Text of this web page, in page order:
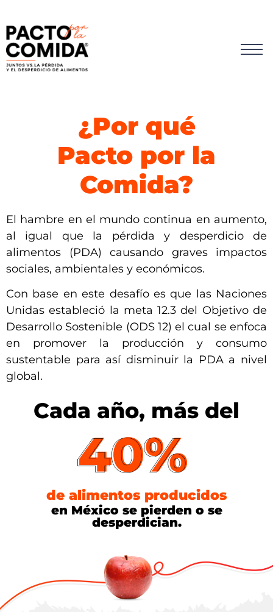
¿Por qué
Pacto por la
Comida?
El hambre en el mundo continua en aumento,
al igual que la pérdida y desperdicio de
alimentos (PDA) causando graves impactos
sociales, ambientales y económicos.
Con base en este desafío es que las Naciones
Unidas estableció la meta 12.3 del Objetivo de
Desarrollo Sostenible (ODS 12) el cual se enfoca
en promover la producción y consumo
sustentable para así disminuir la PDA a nivel
global.
Cada año, más del
de alimentos producidos
en México se pierden o se
desperdician.